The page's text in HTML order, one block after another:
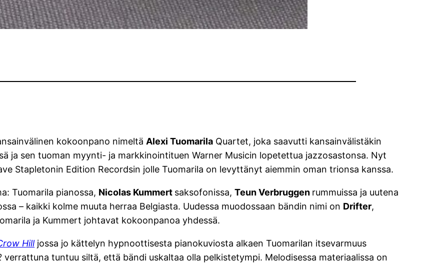
kokoonpano nimeltä Alexi Tuomarila Quartet, joka saavutti kansainvälistäkin
ja sen tuoman myynti- ja markkinointituen Warner Musicin lopetettua jazzosastonsa. Nyt
Stapletonin Edition Recordsin jolle Tuomarila on levyttänyt aiemmin oman trionsa kanssa.
Tuomarila pianossa, Nicolas Kummert saksofonissa,Teun Verbruggen rummuissa ja uutena
– kaikki kolme muuta herraa Belgiasta. Uudessa muodossaan bändin nimi on Drifter,
ja Kummert johtavat kokoonpanoa yhdessä.
Hill jossa jo kättelyn hypnoottisesta pianokuviosta alkaen Tuomarilan itsevarmuus
verrattuna tuntuu siltä, että bändi uskaltaa olla pelkistetympi. Melodisessa materiaalissa on